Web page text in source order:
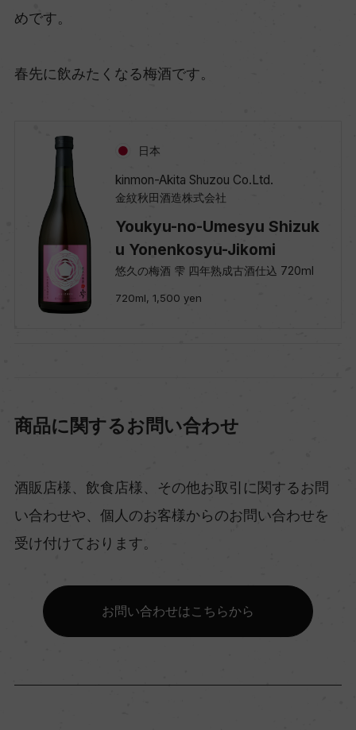
めです。
春先に飲みたくなる梅酒です。
日本
kinmon-Akita Shuzou Co.Ltd.
金紋秋田酒造株式会社
Youkyu-no-Umesyu Shizuk
u Yonenkosyu-Jikomi
悠久の梅酒 雫 四年熟成古酒仕込 720ml
720ml, 1,500 yen
商品に関するお問い合わせ
酒販店様、飲食店様、その他お取引に関するお問
い合わせや、個人のお客様からのお問い合わせを
受け付けております。
お問い合わせはこちらから